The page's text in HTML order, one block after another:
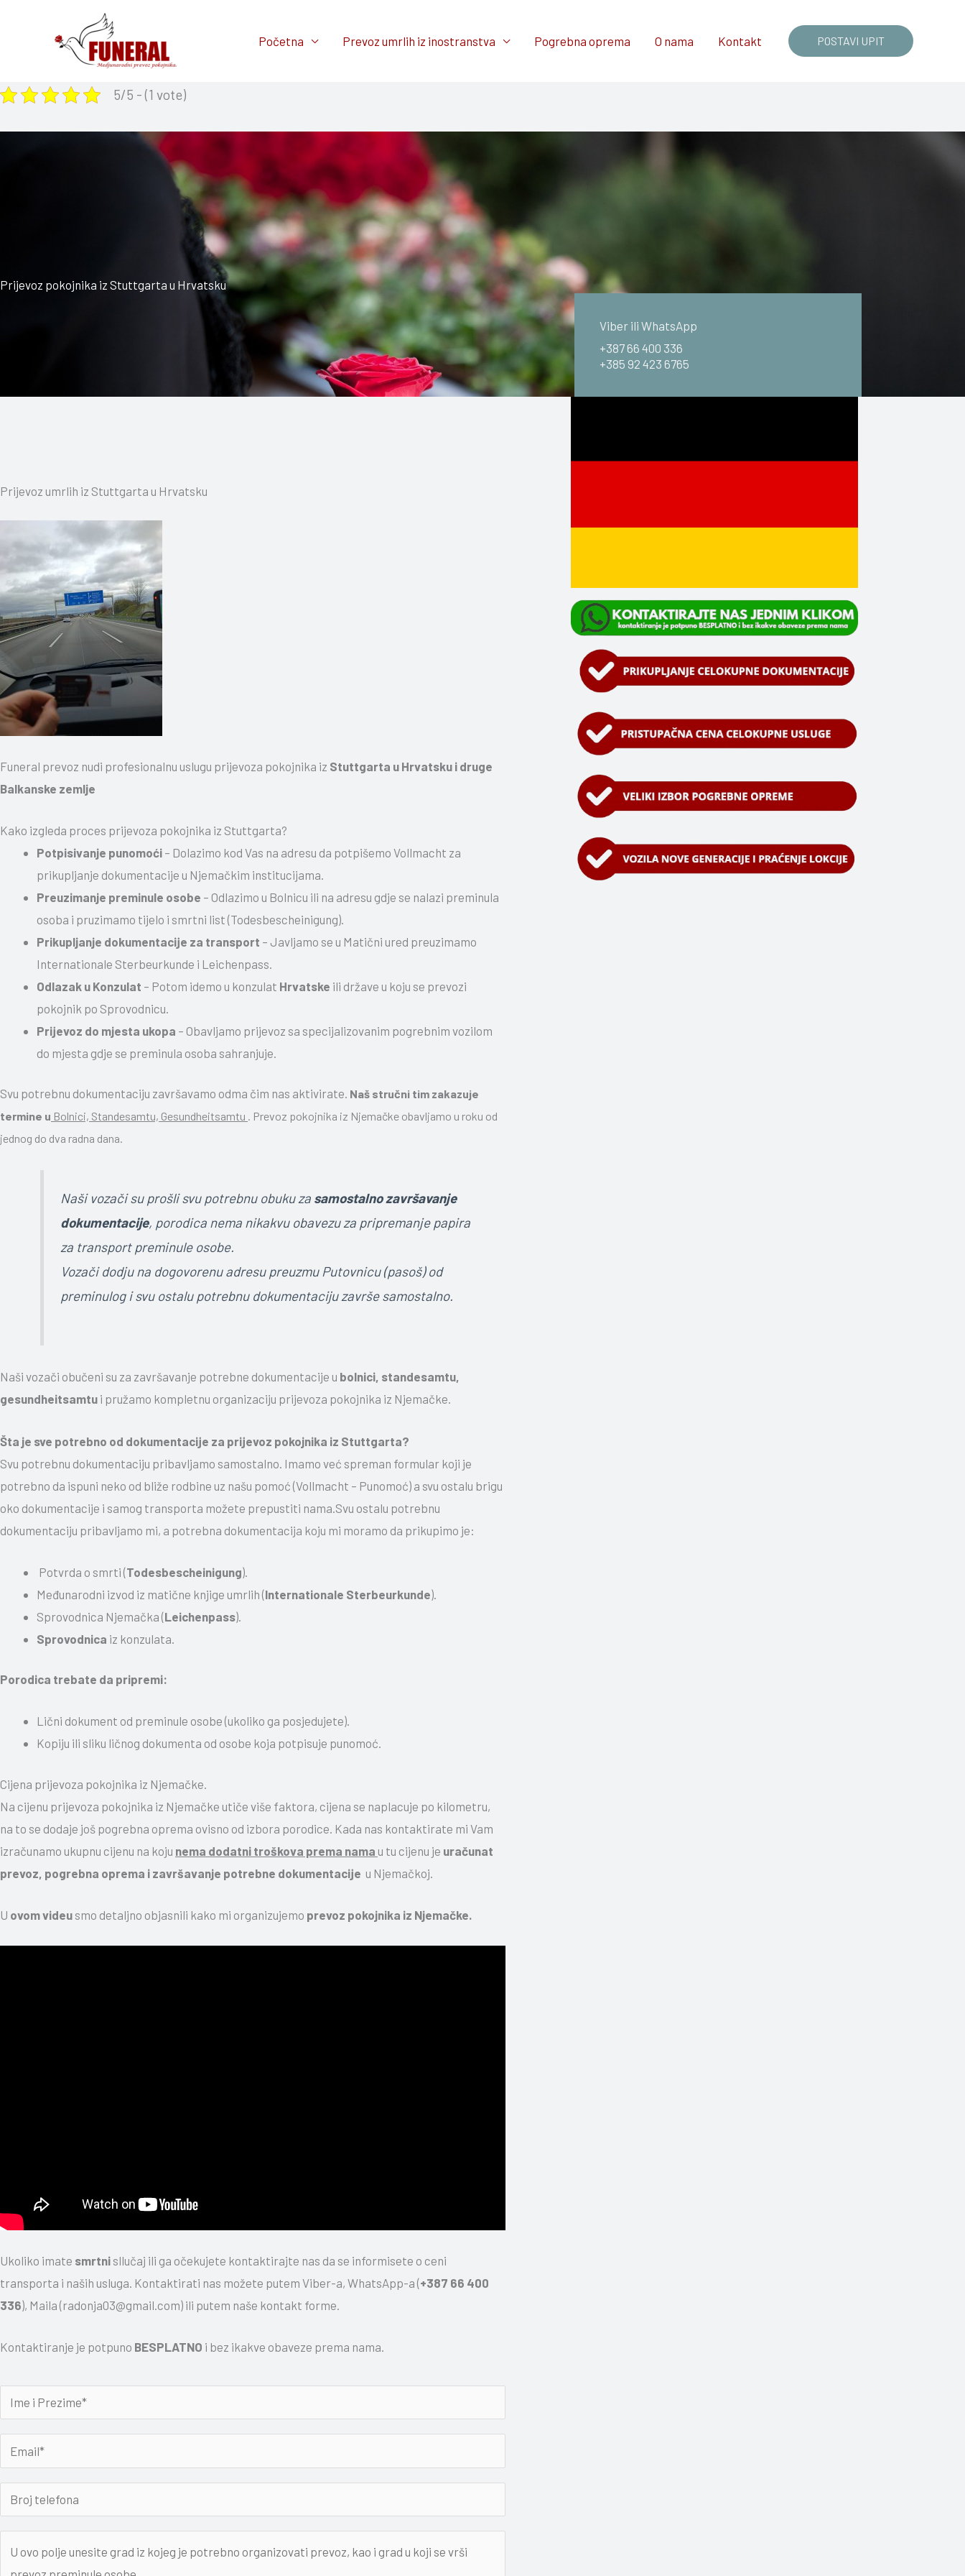
Početna Prevoz umrlih iz inostranstva Pogrebna oprema O nama Kontakt POSTAVI UPIT
5/5 - (1 vote)
Prijevoz pokojnika iz Stuttgarta u Hrvatsku
Viber ili WhatsApp
+387 66 400 336
+385 92 423 6765
Prijevoz umrlih iz Stuttgarta u Hrvatsku
Funeral prevoz nudi profesionalnu uslugu prijevoza pokojnika iz Stuttgarta u Hrvatsku i druge
Balkanske zemlje
Kako izgleda proces prijevoza pokojnika iz Stuttgarta?
Potpisivanje punomoći – Dolazimo kod Vas na adresu da potpišemo Vollmacht za
prikupljanje dokumentacije u Njemačkim institucijama.
Preuzimanje preminule osobe – Odlazimo u Bolnicu ili na adresu gdje se nalazi preminula
osoba i pruzimamo tijelo i smrtni list (Todesbescheinigung).
Prikupljanje dokumentacije za transport – Javljamo se u Matični ured preuzimamo
Internationale Sterbeurkunde i Leichenpass.
Odlazak u Konzulat – Potom idemo u konzulat Hrvatske ili države u koju se prevozi
pokojnik po Sprovodnicu.
Prijevoz do mjesta ukopa – Obavljamo prijevoz sa specijalizovanim pogrebnim vozilom
do mjesta gdje se preminula osoba sahranjuje.
Svu potrebnu dokumentaciju završavamo odma čim nas aktivirate. Naš stručni tim zakazuje
termine u Bolnici, Standesamtu, Gesundheitsamtu . Prevoz pokojnika iz Njemačke obavljamo u roku od
jednog do dva radna dana.
Naši vozači su prošli svu potrebnu obuku za samostalno završavanje
dokumentacije, porodica nema nikakvu obavezu za pripremanje papira
za transport preminule osobe.
Vozači dodju na dogovorenu adresu preuzmu Putovnicu (pasoš) od
preminulog i svu ostalu potrebnu dokumentaciju završe samostalno.
Naši vozači obučeni su za završavanje potrebne dokumentacije u bolnici, standesamtu,
gesundheitsamtu i pružamo kompletnu organizaciju prijevoza pokojnika iz Njemačke.
Šta je sve potrebno od dokumentacije za prijevoz pokojnika iz Stuttgarta?
Svu potrebnu dokumentaciju pribavljamo samostalno. Imamo već spreman formular koji je
potrebno da ispuni neko od bliže rodbine uz našu pomoć (Vollmacht – Punomoć) a svu ostalu brigu
oko dokumentacije i samog transporta možete prepustiti nama.Svu ostalu potrebnu
dokumentaciju pribavljamo mi, a potrebna dokumentacija koju mi moramo da prikupimo je:
Potvrda o smrti (Todesbescheinigung).
Međunarodni izvod iz matične knjige umrlih (Internationale Sterbeurkunde).
Sprovodnica Njemačka (Leichenpass).
Sprovodnica iz konzulata.
Porodica trebate da pripremi:
Lični dokument od preminule osobe (ukoliko ga posjedujete).
Kopiju ili sliku ličnog dokumenta od osobe koja potpisuje punomoć.
Cijena prijevoza pokojnika iz Njemačke.
Na cijenu prijevoza pokojnika iz Njemačke utiče više faktora, cijena se naplacuje po kilometru,
na to se dodaje još pogrebna oprema ovisno od izbora porodice. Kada nas kontaktirate mi Vam
izračunamo ukupnu cijenu na koju nema dodatni troškova prema nama u tu cijenu je uračunat
prevoz, pogrebna oprema i završavanje potrebne dokumentacije u Njemačkoj.
U ovom videu smo detaljno objasnili kako mi organizujemo prevoz pokojnika iz Njemačke.
Ukoliko imate smrtni sllučaj ili ga očekujete kontaktirajte nas da se informisete o ceni
transporta i naših usluga. Kontaktirati nas možete putem Viber-a, WhatsApp-a (+387 66 400
336), Maila (radonja03@gmail.com) ili putem naše kontakt forme.
Kontaktiranje je potpuno BESPLATNO i bez ikakve obaveze prema nama.
m
P
e
m
l
r